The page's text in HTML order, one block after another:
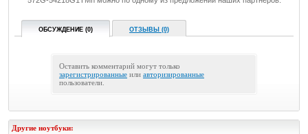
ОБСУЖДЕНИЕ (0) ОТЗЫВЫ (0)
Оставить комментарий могут только
зарегистрированные или авторизированные
пользователи.
Другие ноутбуки: